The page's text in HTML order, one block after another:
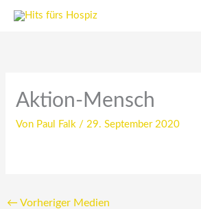
Zum
Aktion-Mensch
Von Paul Falk / 29. September 2020
← Vorheriger Medien